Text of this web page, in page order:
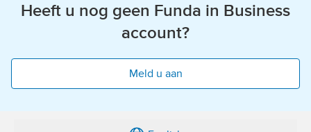
Heeft u nog geen Funda in Business
account?
Meld u aan